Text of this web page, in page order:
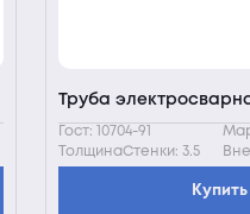
Труба
Гост: 10704-91
ТолщинаСтенки: 3.5
Купить